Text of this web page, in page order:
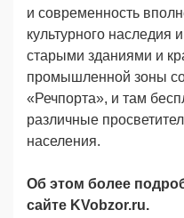
и современность
культурного
старыми зданиями и
промышленной зоны
«Речпорта», и там
различные
населения.
Об этом более
сайте KVobzor.ru.